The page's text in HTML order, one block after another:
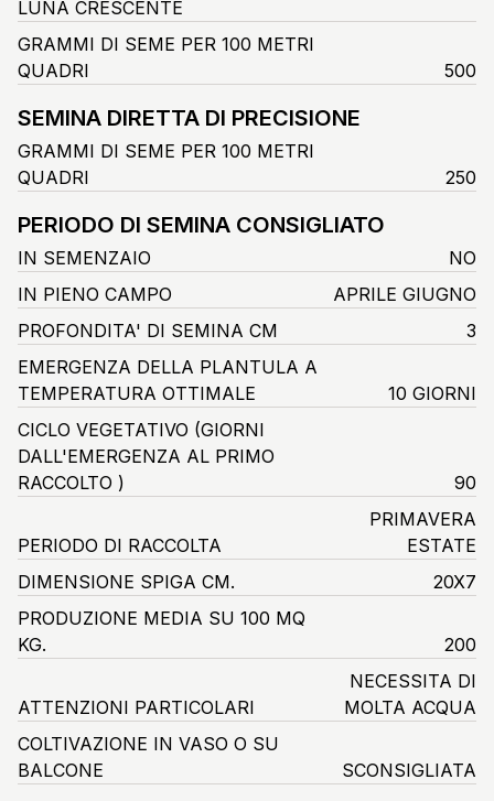
LUNA CRESCENTE
GRAMMI DI SEME PER 100 METRI
QUADRI
500
SEMINA DIRETTA DI PRECISIONE
GRAMMI DI SEME PER 100 METRI
QUADRI
250
PERIODO DI SEMINA CONSIGLIATO
IN SEMENZAIO
NO
IN PIENO CAMPO
APRILE GIUGNO
PROFONDITA' DI SEMINA CM
3
EMERGENZA DELLA PLANTULA A
TEMPERATURA OTTIMALE
10 GIORNI
CICLO VEGETATIVO (GIORNI
DALL'EMERGENZA AL PRIMO
RACCOLTO )
90
PERIODO DI RACCOLTA
PRIMAVERA
ESTATE
DIMENSIONE SPIGA CM.
20X7
PRODUZIONE MEDIA SU 100 MQ
KG.
200
ATTENZIONI PARTICOLARI
NECESSITA DI
MOLTA ACQUA
COLTIVAZIONE IN VASO O SU
BALCONE
SCONSIGLIATA